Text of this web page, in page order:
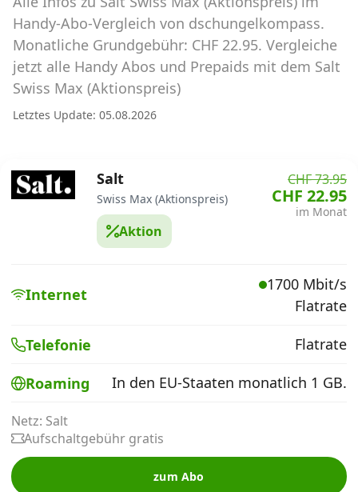
Abos für Tablets, Hotspots und Smart
Watches
Tarifrechner Handy-Abo
Der gute alte Tarifrechner im neuen Design
Alle Anbieter
Mobilfunknetz Schweiz
Roaming-Tarife abfragen
Internet, TV, Telefon
Handy-Abo-Vergleich von dschungelkompass.
Monatliche Grundgebühr: CHF 22.95. Vergleiche
jetzt alle Handy Abos und Prepaids mit dem Salt
Swiss Max (Aktionspreis)
Letztes Update: 05.08.2026
Salt
Swiss Max (Aktionspreis)
Aktion
CHF 73.95
CHF 22.95
im Monat
Internet
1700 Mbit/s
Flatrate
Telefonie Flatrate
Roaming In den EU-Staaten monatlich 1 GB.
Netz: Salt
Aufschaltgebühr gratis
zum Abo